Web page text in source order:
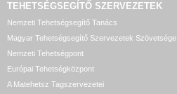
TEHETSÉGSEGÍTŐ SZERVEZETEK
Nemzeti Tehetségsegítő Tanács
Magyar Tehetségsegítő Szervezetek Szövetsége
Nemzeti Tehetségpont
Európai Tehetségközpont
A Matehetsz Tagszervezetei